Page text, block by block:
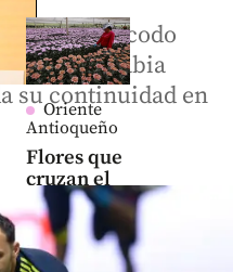
Oriente
Antioqueño
Flores que
cruzan el
cielo: así
es el
negocio
que mueve
lesión de codo
en Arabia
su continuidad en